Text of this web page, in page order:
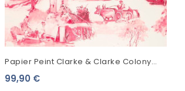
Papier Peint Clarke & Clarke Colony
Anastacia Framboise W0080/07
99,90 €